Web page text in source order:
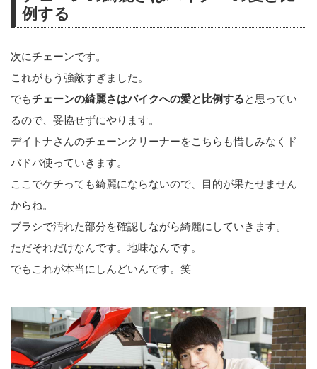
例する
次にチェーンです。
これがもう強敵すぎました。
でもチェーンの綺麗さはバイクへの愛と比例すると思ってい
るので、妥協せずにやります。
デイトナさんのチェーンクリーナーをこちらも惜しみなくド
バドバ使っていきます。
ここでケチっても綺麗にならないので、目的が果たせません
からね。
ブラシで汚れた部分を確認しながら綺麗にしていきます。
ただそれだけなんです。地味なんです。
でもこれが本当にしんどいんです。笑